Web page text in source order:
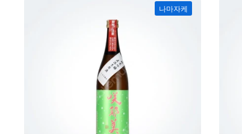
나마자케